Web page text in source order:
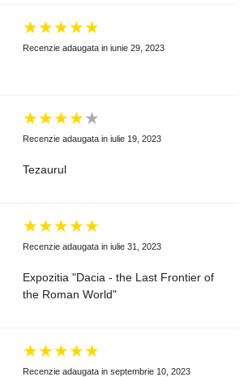
★★★★★
Recenzie adaugata in iunie 29, 2023
★★★★★
Recenzie adaugata in iulie 19, 2023
Tezaurul
★★★★★
Recenzie adaugata in iulie 31, 2023
Expozitia "Dacia - the Last Frontier of
the Roman World"
★★★★★
Recenzie adaugata in septembrie 10, 2023